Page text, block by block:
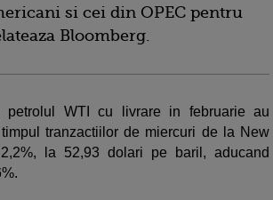
si cei din OPEC pentru
Bloomberg.
petrolul WTI cu livrare in februarie au
tranzactiilor de miercuri de la New
la 52,93 dolari pe baril, aducand